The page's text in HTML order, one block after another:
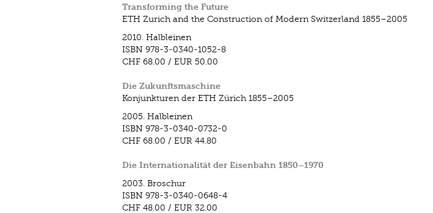
Transforming the Future
ETH Zurich and the Construction of Modern Switzerland 1855–2005
2010. Halbleinen
ISBN 978-3-0340-1052-8
CHF 68.00 / EUR 50.00
Die Zukunftsmaschine
Konjunkturen der ETH Zürich 1855–2005
2005. Halbleinen
ISBN 978-3-0340-0732-0
CHF 68.00 / EUR 44.80
Die Internationalität der Eisenbahn 1850–1970
2003. Broschur
ISBN 978-3-0340-0648-4
CHF 48.00 / EUR 32.00